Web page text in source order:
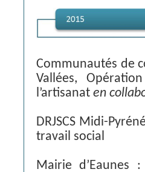
Communautés de
Vallées,
l’artisanat en
DRJSCS Midi-
travail social
Mairie d’Eaunes